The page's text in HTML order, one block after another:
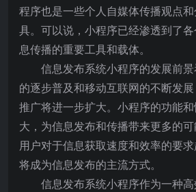
程序也是一些个人自媒体传播观点
具。可以说，小程序已经渗透到了
息传播的重要工具和载体。
信息发布系统小程序的发展前
的逐步普及和移动互联网的不断发
推广将进一步扩大。小程序的功能
大，为信息发布和传播带来更多的
用户对于信息获取速度和效率的要
将成为信息发布的主流方式。
信息发布系统小程序作为一种